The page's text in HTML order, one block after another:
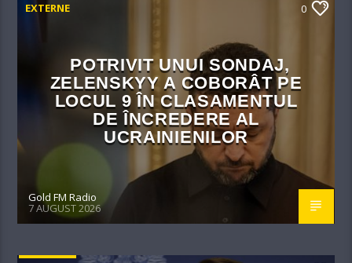
EXTERNE 0
POTRIVIT UNUI SONDAJ,
ZELENSKYY A COBORÂT PE
LOCUL 9 ÎN CLASAMENTUL
DE ÎNCREDERE AL
UCRAINIENILOR
Gold FM Radio
7 AUGUST 2026